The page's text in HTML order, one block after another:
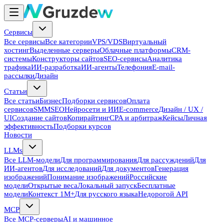
Сервисы
Все сервисыВсе категорииVPS/VDSВиртуальный
хостингВыделенные серверыОблачные платформыCRM-
системыКонструкторы сайтовSEO-сервисыАналитика
трафикаИИ-разработкаИИ-агентыТелефонияE-mail-
рассылкиДизайн
Статьи
Все статьиБизнесПодборки сервисовОплата
сервисовSMMSEOНейросети и ИИE-commerceДизайн / UX /
UIСоздание сайтовКопирайтингCPA и арбитражКейсыЛичная
эффективностьПодборки курсов
Новости
LLMs
Все LLM-моделиДля программированияДля рассужденийДля
ИИ-агентовДля исследованийДля документовГенерация
изображенийПонимание изображенийРоссийские
моделиОткрытые весаЛокальный запускБесплатные
моделиКонтекст 1M+Для русского языкаНедорогой API
MCP
Все MCP-серверыAI и машинное